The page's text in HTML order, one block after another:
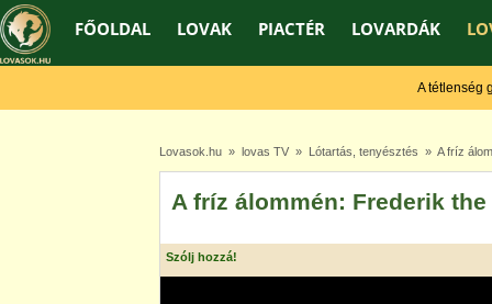
FŐOLDAL LOVAK PIACTÉR LOVARDÁK
A tétlenség
Lovasok.hu» lovas TV» Lótartás, tenyésztés » A fríz
A fríz álommén: Frederik the
Szólj hozzá!